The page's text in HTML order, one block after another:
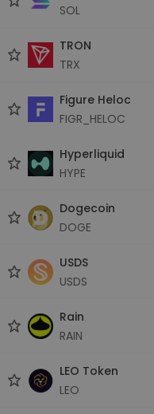
SOL
TRON
TRX
Figure Heloc
FIGR_HELOC
Hyperliquid
HYPE
Dogecoin
DOGE
USDS
USDS
Rain
RAIN
LEO Token
LEO